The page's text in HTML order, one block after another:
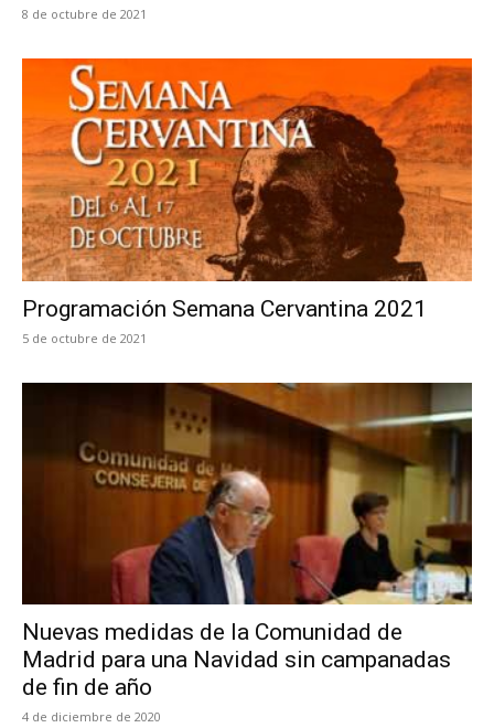
8 de octubre de 2021
Programación Semana Cervantina 2021
5 de octubre de 2021
Nuevas medidas de la Comunidad de
Madrid para una Navidad sin campanadas
de fin de año
4 de diciembre de 2020